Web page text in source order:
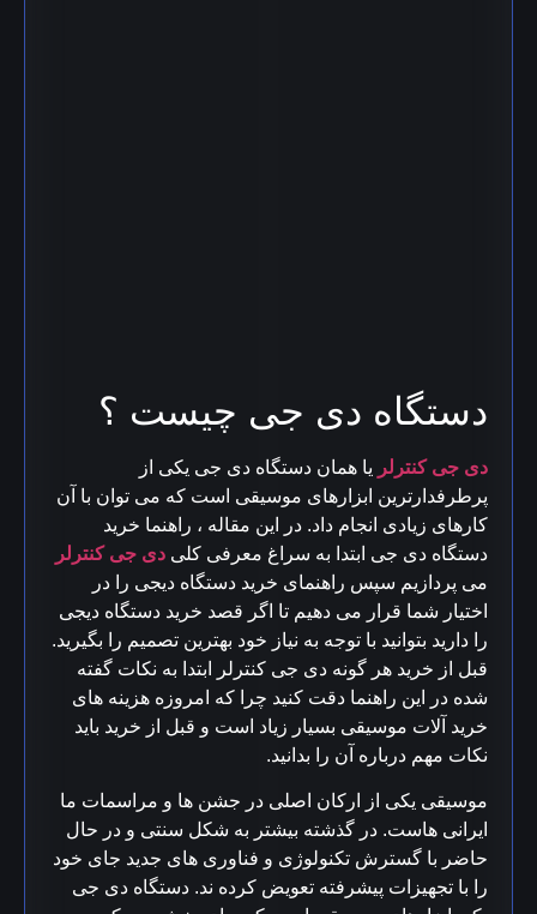
دستگاه دی جی چیست ؟
دی جی کنترلر یا همان دستگاه دی جی یکی از
پرطرفدارترین ابزارهای موسیقی است که می توان با آن
کارهای زیادی انجام داد. در این مقاله ، راهنما خرید
دستگاه دی جی ابتدا به سراغ معرفی کلی دی جی کنترلر
می پردازیم سپس راهنمای خرید دستگاه دیجی را در
اختیار شما قرار می دهیم تا اگر قصد خرید دستگاه دیجی
را دارید بتوانید با توجه به نیاز خود بهترین تصمیم را بگیرید.
قبل از خرید هر گونه دی جی کنترلر ابتدا به نکات گفته
شده در این راهنما دقت کنید چرا که امروزه هزینه های
خرید آلات موسیقی بسیار زیاد است و قبل از خرید باید
نکات مهم درباره آن را بدانید.
موسیقی یکی از ارکان اصلی در جشن ها و مراسمات ما
ایرانی هاست. در گذشته بیشتر به شکل سنتی و در حال
حاضر با گسترش تکنولوژی و فناوری های جدید جای خود
را با تجهیزات پیشرفته تعویض کرده ند. دستگاه دی جی